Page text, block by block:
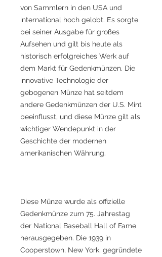
von Sammlern in den USA und
international hoch gelobt. Es sorgte
bei seiner Ausgabe für großes
Aufsehen und gilt bis heute als
historisch erfolgreiches Werk auf
dem Markt für Gedenkmünzen. Die
innovative Technologie der
gebogenen Münze hat seitdem
andere Gedenkmünzen der U.S. Mint
beeinflusst, und diese Münze gilt als
wichtiger Wendepunkt in der
Geschichte der modernen
amerikanischen Währung.
Diese Münze wurde als offizielle
Gedenkmünze zum 75. Jahrestag
der National Baseball Hall of Fame
herausgegeben. Die 1939 in
Cooperstown, New York, gegründete